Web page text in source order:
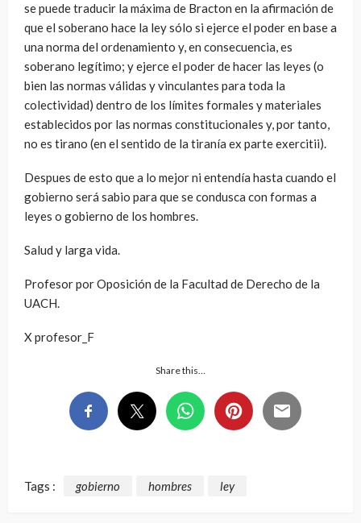
se puede traducir la máxima de Bracton en la afirmación de
que el soberano hace la ley sólo si ejerce el poder en base a
una norma del ordenamiento y, en consecuencia, es
soberano legítimo; y ejerce el poder de hacer las leyes (o
bien las normas válidas y vinculantes para toda la
colectividad) dentro de los límites formales y materiales
establecidos por las normas constitucionales y, por tanto,
no es tirano (en el sentido de la tiranía ex parte exercitii).
Despues de esto que a lo mejor ni entendía hasta cuando el
gobierno será sabio para que se condusca con formas a
leyes o gobierno de los hombres.
Salud y larga vida.
Profesor por Oposición de la Facultad de Derecho de la
UACH.
X profesor_F
Share this…
Tags : gobierno hombres ley